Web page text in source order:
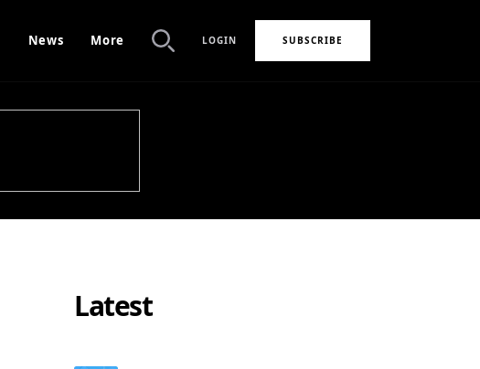
News More LOGIN SUBSCRIBE
Latest